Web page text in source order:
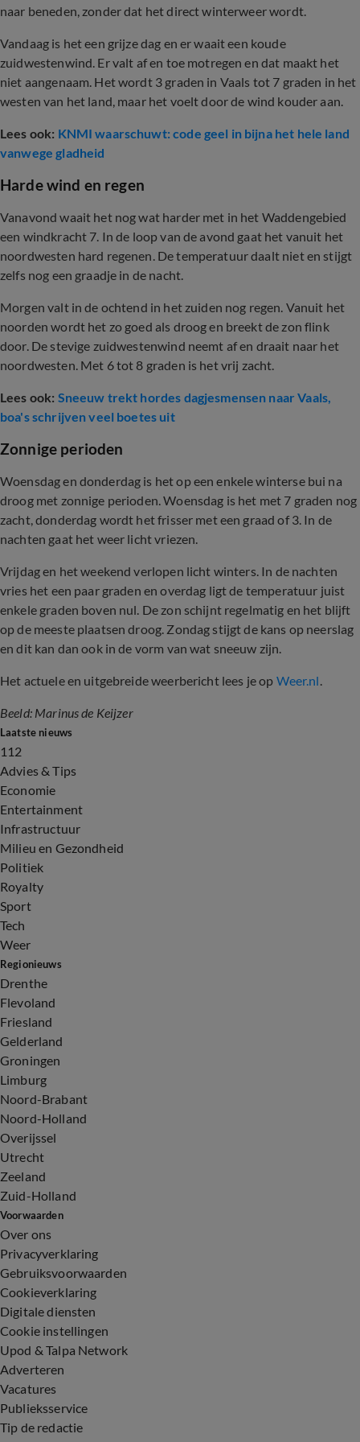
naar beneden, zonder dat het direct winterweer wordt.
Vandaag is het een grijze dag en er waait een koude
zuidwestenwind. Er valt af en toe motregen en dat maakt het
niet aangenaam. Het wordt 3 graden in Vaals tot 7 graden in het
westen van het land, maar het voelt door de wind kouder aan.
Lees ook: KNMI waarschuwt: code geel in bijna het hele land
vanwege gladheid
Harde wind en regen
Vanavond waait het nog wat harder met in het Waddengebied
een windkracht 7. In de loop van de avond gaat het vanuit het
noordwesten hard regenen. De temperatuur daalt niet en stijgt
zelfs nog een graadje in de nacht.
Morgen valt in de ochtend in het zuiden nog regen. Vanuit het
noorden wordt het zo goed als droog en breekt de zon flink
door. De stevige zuidwestenwind neemt af en draait naar het
noordwesten. Met 6 tot 8 graden is het vrij zacht.
Lees ook: Sneeuw trekt hordes dagjesmensen naar Vaals,
boa's schrijven veel boetes uit
Zonnige perioden
Woensdag en donderdag is het op een enkele winterse bui na
droog met zonnige perioden. Woensdag is het met 7 graden nog
zacht, donderdag wordt het frisser met een graad of 3. In de
nachten gaat het weer licht vriezen.
Vrijdag en het weekend verlopen licht winters. In de nachten
vries het een paar graden en overdag ligt de temperatuur juist
enkele graden boven nul. De zon schijnt regelmatig en het blijft
op de meeste plaatsen droog. Zondag stijgt de kans op neerslag
en dit kan dan ook in de vorm van wat sneeuw zijn.
Het actuele en uitgebreide weerbericht lees je op Weer.nl.
Beeld: Marinus de Keijzer
Laatste nieuws
112
Advies & Tips
Economie
Entertainment
Infrastructuur
Milieu en Gezondheid
Politiek
Royalty
Sport
Tech
Weer
Regionieuws
Drenthe
Flevoland
Friesland
Gelderland
Groningen
Limburg
Noord-Brabant
Noord-Holland
Overijssel
Utrecht
Zeeland
Zuid-Holland
Voorwaarden
Over ons
Privacyverklaring
Gebruiksvoorwaarden
Cookieverklaring
Digitale diensten
Cookie instellingen
Upod & Talpa Network
Adverteren
Vacatures
Publieksservice
Tip de redactie